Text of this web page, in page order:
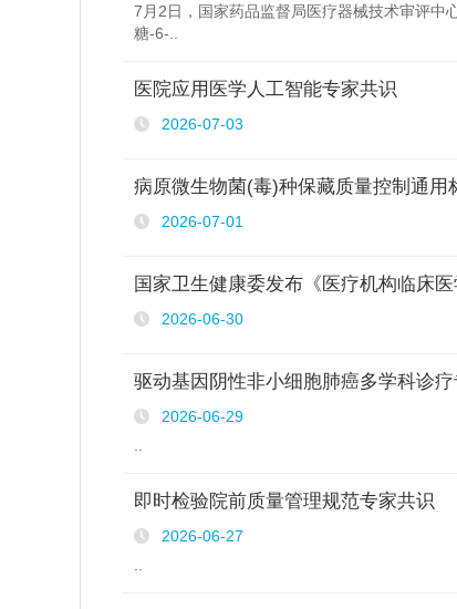
7月2日，国家药品监督局医疗器械技术审评中
糖-6-..
医院应用医学人工智能专家共识
2026-07-03
病原微生物菌(毒)种保藏质量控制通用
2026-07-01
国家卫生健康委发布《医疗机构临床
2026-06-30
驱动基因阴性非小细胞肺癌多学科诊
2026-06-29
..
即时检验院前质量管理规范专家共识
2026-06-27
..